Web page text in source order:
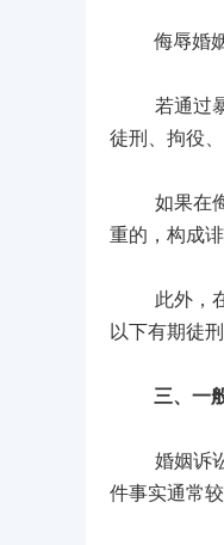
侮辱婚姻本
若通过暴
徒刑、拘役
如果在侮
重的，构成
此外，在
以下有期徒
三、一
婚姻诉讼
件事实通常